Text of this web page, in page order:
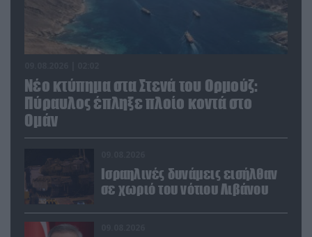
Νέο κτύπημα στα Στενά του Ορμούζ:
Πύραυλος έπληξε πλοίο κοντά στο
Ομάν
Ισραηλινές δυνάμεις εισήλθαν
σε χωριό του νότιου Λιβάνου